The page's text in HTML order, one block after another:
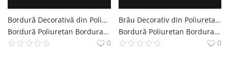
Bordură Decorativă din Poliuretan 2x8 cm Model Clasic
Bordură Poliuretan Bordura Brau Decoratiuni Casa polure
0
Brâu Decorativ din Poliuretan 10 cm Cu Model Trandafiri
Bordură Poliuretan Bordura Brau Decoratiuni Casa polure
0